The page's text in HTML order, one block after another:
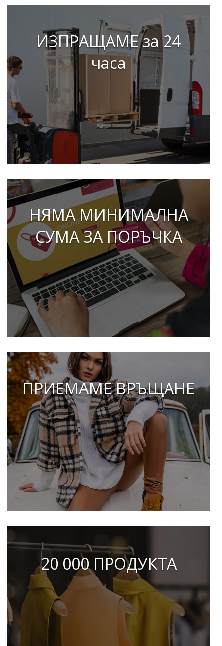
ИЗПРАЩАМЕ за 24
часа
НЯМА МИНИМАЛНА
СУМА ЗА ПОРЪЧКА
ПРИЕМАМЕ ВРЪЩАНЕ
20 000 ПРОДУКТА